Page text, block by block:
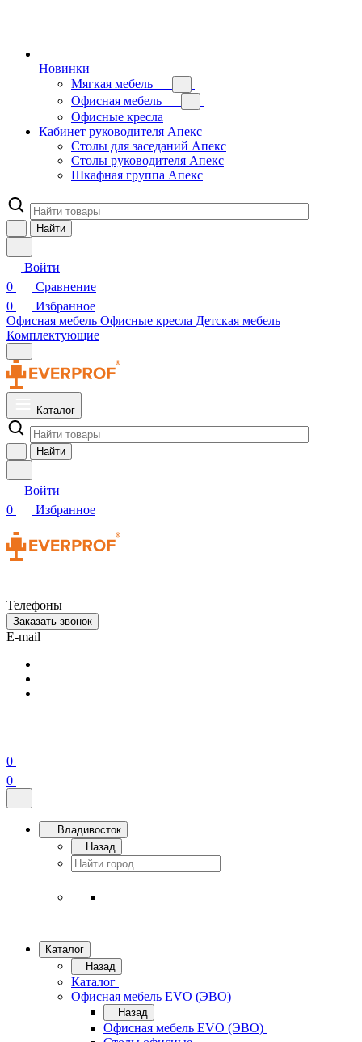
Новинки
Мягкая мебель
Офисная мебель
Офисные кресла
Кабинет руководителя Апекс
Столы для заседаний Апекс
Столы руководителя Апекс
Шкафная группа Апекс
Найти
Войти
0
Сравнение
0
Избранное
Офисная мебель Офисные кресла Детская мебель
Комплектующие
Каталог
Найти
Войти
0
Избранное
Телефоны
Заказать звонок
E-mail
0
0
Владивосток
Назад
Каталог
Назад
Каталог
Офисная мебель EVO (ЭВО)
Назад
Офисная мебель EVO (ЭВО)